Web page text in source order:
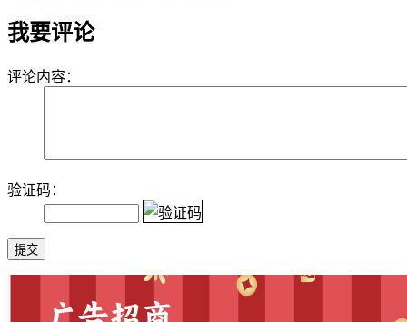
我要评论
评论内容：
验证码：